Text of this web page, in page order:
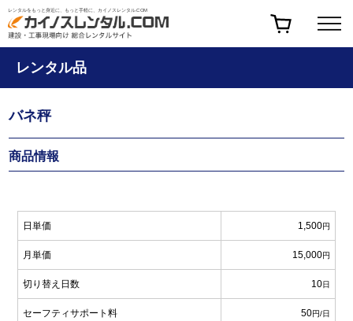
レンタルをもっと身近に、もっと手軽に、カイノスレンタル.COM
レンタル品
バネ秤
商品情報
日単価 1,500円
月単価 15,000円
切り替え日数 10日
セーフティサポート料 50円/日